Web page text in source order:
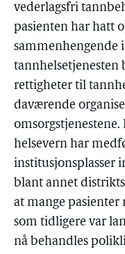
vederlagsfri
pasienten har hatt
sammenhengende
tannhelsetjenesten
rettigheter til
daværende
helsevern har
institusjonsplasser
blant annet
at mange pasienter
som tidligere var
nå behandles